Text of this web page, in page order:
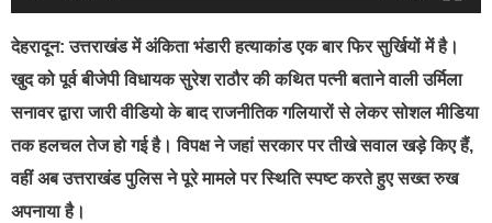
देहरादून: उत्तराखंड में अंकिता भंडारी हत्याकांड एक बार फिर सुर्खियों में है।
खुद को पूर्व बीजेपी विधायक सुरेश राठौर की कथित पत्नी बताने वाली उर्मिला
सनावर द्वारा जारी वीडियो के बाद राजनीतिक गलियारों से लेकर सोशल मीडिया
तक हलचल तेज हो गई है। विपक्ष ने जहां सरकार पर तीखे सवाल खड़े किए हैं,
वहीं अब उत्तराखंड पुलिस ने पूरे मामले पर स्थिति स्पष्ट करते हुए सख्त रुख
अपनाया है।